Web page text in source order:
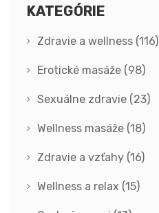
KATEGÓRIE
Zdravie a wellness (116)
Erotické masáže (98)
Sexuálne zdravie (23)
Wellness masáže (18)
Zdravie a vzťahy (16)
Wellness a relax (15)